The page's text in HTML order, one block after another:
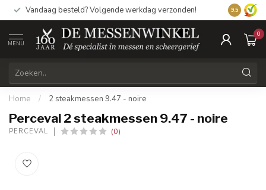
Vandaag besteld? Volgende werkdag verzonden! 9.5
MENU
0
Home / 2 steakmessen 9.47 - noire
Perceval 2 steakmessen 9.47 - noire
PERCEVAL (0)